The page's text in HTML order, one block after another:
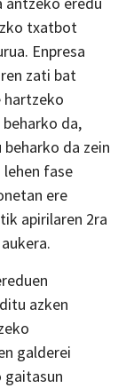
txatbot
Enpresa
zati bat
hartzeko
da,
da zein
lehen fase
ere
apirilaren 2ra
azken
galderei
gaitasun